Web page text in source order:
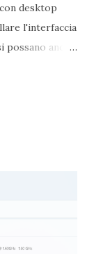
desktop
l'interfaccia
possano anche